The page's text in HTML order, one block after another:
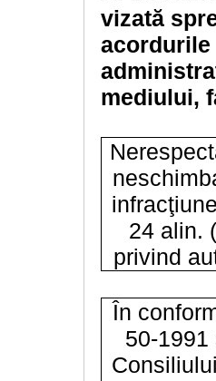
vizată
acordurile
mediului,
24 alin.
privind
În
50-